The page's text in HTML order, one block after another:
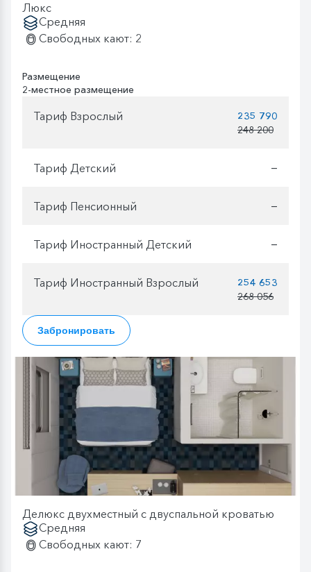
Люкс
Средняя
Свободных кают: 2
Размещение
2-местное размещение
Тариф Взрослый
235 790
248 200
Тариф Детский —
Тариф Пенсионный —
Тариф Иностранный Детский —
Тариф Иностранный Взрослый
254 653
268 056
Забронировать
Делюкс двухместный с двуспальной кроватью
Средняя
Свободных кают: 7